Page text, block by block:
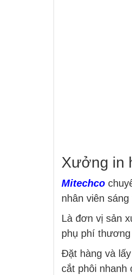
Xưởng in
Mitechco
nhân viên
Là đơn vị sản
phụ phí thương
Đặt hàng và
cắt phôi nhanh